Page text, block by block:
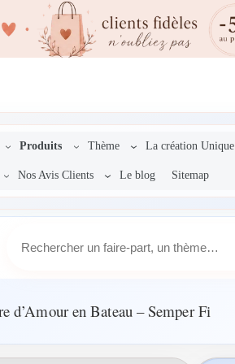
Produits Thème La création Unique
Nos Avis Clients Le blog Sitemap
r
h
d’Amour en Bateau – Semper Fi